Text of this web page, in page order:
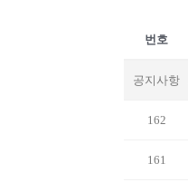
번호
공지사항
162
161